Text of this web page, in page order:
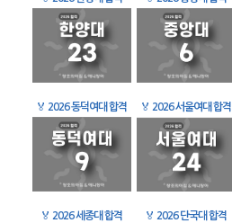
🏅 2026 동덕여대 합격 🏅 2026 서울여대 합격
🏅 2026 세종대 합격 🏅 2026 단국대 합격